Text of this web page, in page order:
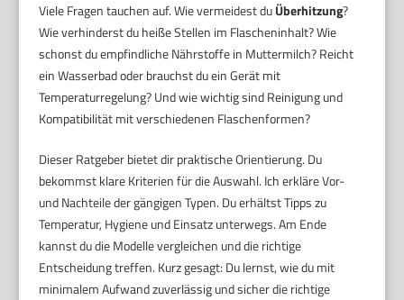
Viele Fragen tauchen auf. Wie vermeidest duÜberhitzung?
Wie verhinderst du heiße Stellen im Flascheninhalt? Wie
schonst du empfindliche Nährstoffe in Muttermilch? Reicht
ein Wasserbad oder brauchst du ein Gerät mit
Temperaturregelung? Und wie wichtig sind Reinigung und
Kompatibilität mit verschiedenen Flaschenformen?
Dieser Ratgeber bietet dir praktische Orientierung. Du
bekommst klare Kriterien für die Auswahl. Ich erkläre Vor-
und Nachteile der gängigen Typen. Du erhältst Tipps zu
Temperatur, Hygiene und Einsatz unterwegs. Am Ende
kannst du die Modelle vergleichen und die richtige
Entscheidung treffen. Kurz gesagt: Du lernst, wie du mit
minimalem Aufwand zuverlässig und sicher die richtige